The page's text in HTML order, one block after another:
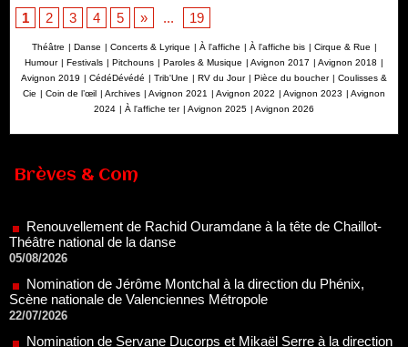
1
2 3 4 5 » ... 19
Théâtre | Danse | Concerts & Lyrique | À l'affiche | À l'affiche bis | Cirque & Rue |
Humour | Festivals | Pitchouns | Paroles & Musique | Avignon 2017 | Avignon 2018 |
Avignon 2019 | CédéDévédé | Trib'Une | RV du Jour | Pièce du boucher | Coulisses &
Cie | Coin de l’œil | Archives | Avignon 2021 | Avignon 2022 | Avignon 2023 | Avignon
2024 | À l'affiche ter | Avignon 2025 | Avignon 2026
Brèves & Com
Renouvellement de Rachid Ouramdane à la tête de Chaillot-
Théâtre national de la danse
Nomination de Jérôme Montchal à la direction du Phénix,
Scène nationale de Valenciennes Métropole
22/07/2026
Nomination de Servane Ducorps et Mikaël Serre à la direction
de la Comédie de Colmar - Centre Dramatique National Grand
Est Alsace